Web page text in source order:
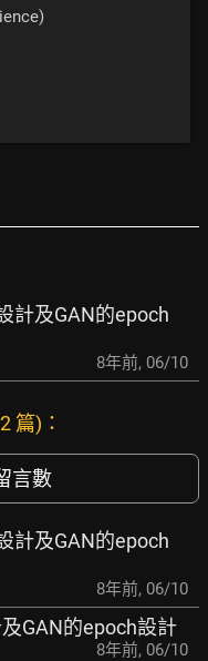
計及GAN的epoch
8年前, 06/10
篇)：
言數
計及GAN的epoch
8年前, 06/10
GAN的epoch設計
8年前, 06/10